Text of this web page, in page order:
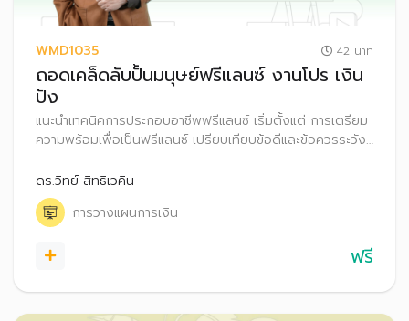
WMD1035 42 นาที
ถอดเคล็ดลับปั้นมนุษย์ฟรีแลนซ์ งานโปร เงิน
ปัง
แนะนำเทคนิคการประกอบอาชีพฟรีแลนซ์ เริ่มตั้งแต่ การเตรียม
ความพร้อมเพื่อเป็นฟรีแลนซ์ เปรียบเทียบข้อดีและข้อควรระวัง
ความสำเร็จ รวมถึงเทคนิคการบริหารจัดการเงินสำหรับอาชีพ
ฟรีแลนซ์
ดร.วิทย์ สิทธิเวคิน
การวางแผนการเงิน
ฟรี